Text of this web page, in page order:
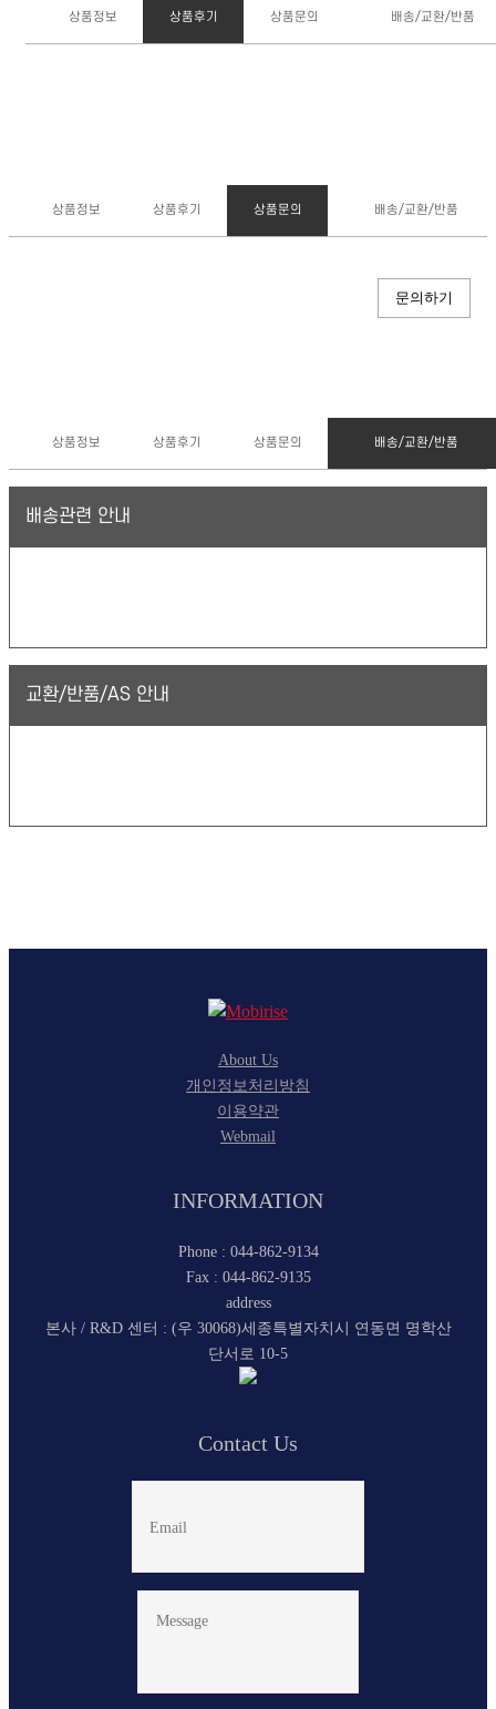
상품정보 상품후기 상품문의 배송/교환/반품
상품정보 상품후기 상품문의 배송/교환/반품
문의하기
상품정보 상품후기 상품문의 배송/교환/반품
배송관련 안내
교환/반품/AS 안내
About Us
개인정보처리방침
이용약관
Webmail
INFORMATION
Phone : 044-862-9134
Fax : 044-862-9135
address
본사 / R&D 센터 : (우 30068)세종특별자치시 연동면 명학산
단서로 10-5
Contact Us